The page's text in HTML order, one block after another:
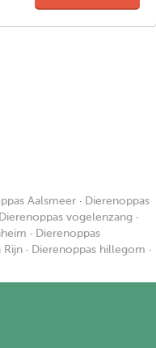
Aalsmeer · Dierenoppas
Dierenoppas vogelenzang ·
· Dierenoppas
Rijn · Dierenoppas hillegom ·